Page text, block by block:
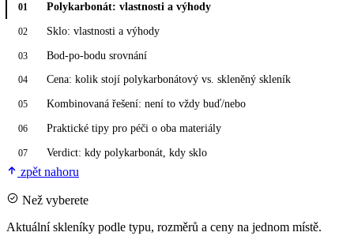
01 Polykarbonát: vlastnosti a výhody
02 Sklo: vlastnosti a výhody
03 Bod-po-bodu srovnání
04 Cena: kolik stojí polykarbonátový vs. skleněný skleník
05 Kombinovaná řešení: není to vždy buď/nebo
06 Praktické tipy pro péči o oba materiály
07 Verdict: kdy polykarbonát, kdy sklo
zpět nahoru
Než vyberete
Aktuální skleníky podle typu, rozměrů a ceny na jednom místě.